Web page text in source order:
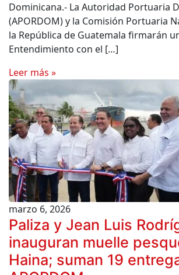
Dominicana.- La Autoridad Portuaria
(APORDOM) y la Comisión Portuaria
la República de Guatemala firmarán
Entendimiento con el […]
Leer más »
marzo 6, 2026
Paliza y Jean Luis
inauguran muelle
Haina; suman 19